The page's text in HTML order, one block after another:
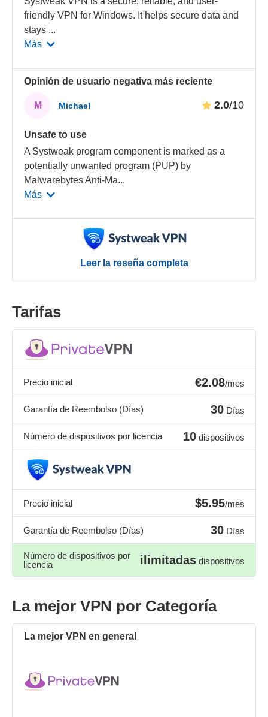
friendly VPN for Windows. It helps secure data and
stays ...
Más
Opinión de usuario negativa más reciente
M Michael 2.0/10
Unsafe to use
A Systweak program component is marked as a
potentially unwanted program (PUP) by
Malwarebytes Anti-Ma...
Más
Leer la reseña completa
Tarifas
Precio inicial €2.08/mes
Garantía de Reembolso (Días) 30 Días
Número de dispositivos por licencia 10 dispositivos
Precio inicial $5.95/mes
Garantía de Reembolso (Días) 30 Días
Número de dispositivos por
licencia
ilimitadas dispositivos
La mejor VPN por Categoría
La mejor VPN en general